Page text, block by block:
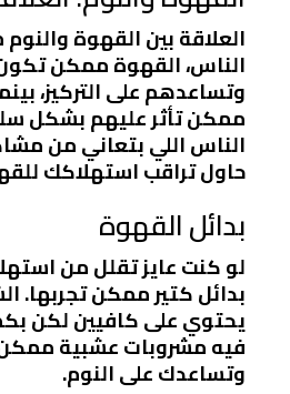
العلاقة بين القهوة
الناس، القهوة ممكن
وتساعدهم على التركيز،
ممكن تأثر عليهم بشكل
الناس اللي بتعاني من
حاول تراقب استهلاكك
بدائل القهوة
لو كنت عايز تقلل من
بدائل كتير ممكن تجربها.
يحتوي على كافيين لكن
فيه مشروبات عشبية
وتساعدك على النوم.